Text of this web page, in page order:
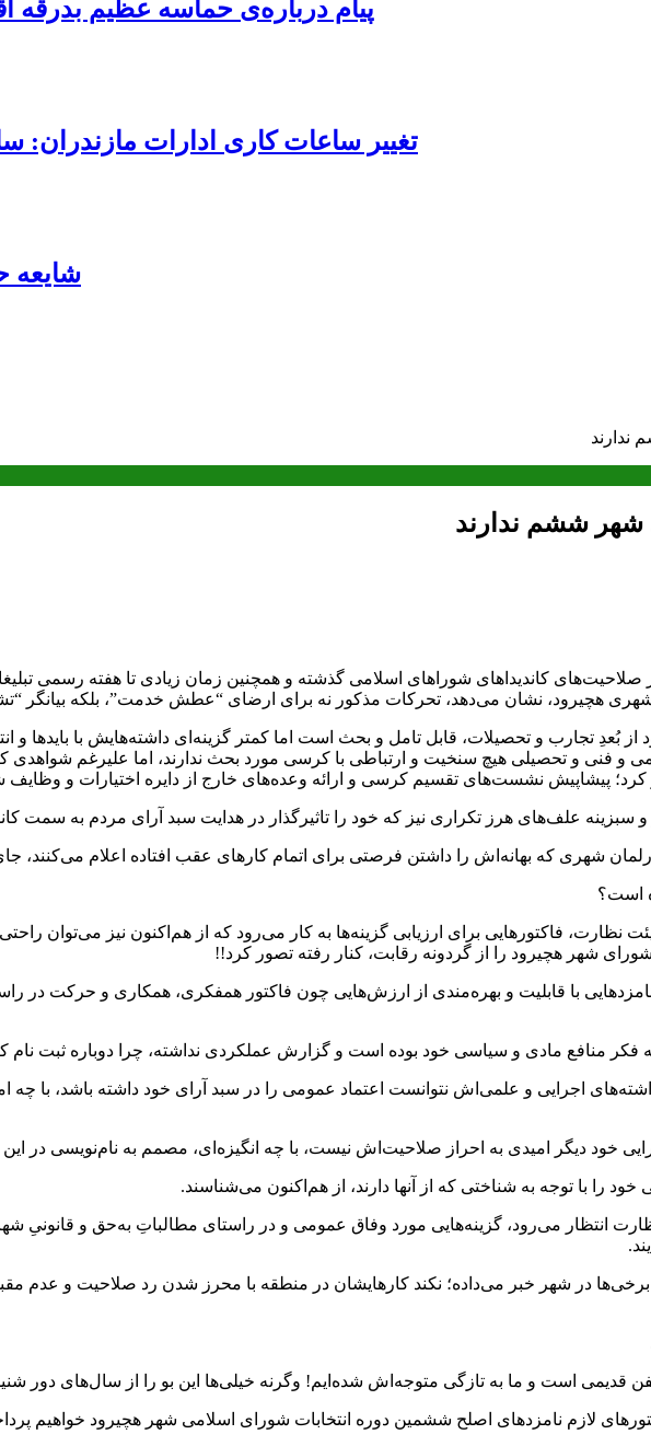
پیام درباره‌ی حماسه عظیم بدرقه
تغییر ساعات کاری ادارات مازندران: ساعت کاری از ۷ تا
شایعه
شهر ششم ندارند
کاندیداهای شوراهای اسلامی گذشته و همچنین زمان زیادی تا هفته رسمی
هچیرود، نشان می‌دهد، تحرکات مذکور نه برای ارضای “عطش خدمت”، بلکه بیانگر
از بُعدِ تجارب و تحصیلات، قابل تامل و بحث است اما کمتر گزینه‌ای داشته‌هایش با بایدها
و فنی و تحصیلی هیچ سنخیت و ارتباطی با کرسی مورد بحث ندارند، اما علیرغم شواهدی
سبزینه علف‌های هرز تکراری نیز که خود را تاثیرگذار در هدایت سبد آرای مردم به سمت
شهری که بهانه‌اش را داشتن فرصتی برای اتمام کارهای عقب افتاده اعلام می‌کنند،
نظارت، فاکتورهایی برای ارزیابی گزینه‌ها به کار می‌رود که از هم‌اکنون نیز می‌توان
شهر هچیرود را از گردونه رقابت، کنار رفته تصور کرد!!
و نامزدهایی با قابلیت و بهره‌مندی از ارزش‌هایی چون فاکتور همفکری، همکاری و حرکت
منافع مادی و سیاسی خود بوده است و گزارش عملکردی نداشته، چرا دوباره ثبت نام
اجرایی و علمی‌اش نتوانست اعتماد عمومی را در سبد آرای خود داشته باشد، با
خود دیگر امیدی به احراز صلاحیت‌اش نیست، با چه انگیزه‌ای، مصمم به نام‌نویسی در این
را با توجه به شناختی که از آنها دارند، از هم‌اکنون می‌شناسند.
انتظار می‌رود، گزینه‌هایی مورد وفاق عمومی و در راستای مطالباتِ به‌حق و قانونیِ
در شهر خبر می‌داده؛ نکند کارهایشان در منطقه با محرز شدن رد صلاحیت و عدم
قدیمی است و ما به تازگی متوجه‌اش شده‌ایم! وگرنه خیلی‌ها این بو را از سال‌های دور
لازم نامزدهای اصلح ششمین دوره انتخابات شورای اسلامی شهر هچیرود خواهیم